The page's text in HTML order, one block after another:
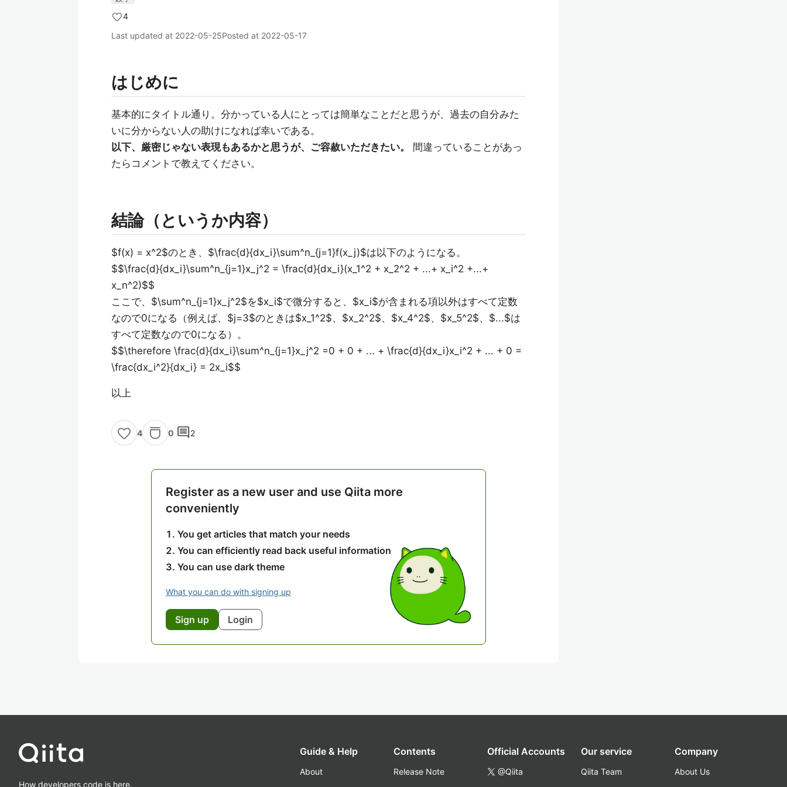
4
Last updated at 2022-05-25Posted at 2022-05-17
はじめに
基本的にタイトル通り。分かっている人にとっては簡単なことだと思うが、過去の自分みた
いに分からない人の助けになれば幸いである。
以下、厳密じゃない表現もあるかと思うが、ご容赦いただきたい。
間違っていることがあっ
たらコメントで教えてください。
結論（というか内容）
$f(x) = x^2$のとき、$\frac{d}{dx_i}\sum^n_{j=1}f(x_j)$は以下のようになる。
$$\frac{d}{dx_i}\sum^n_{j=1}x_j^2 = \frac{d}{dx_i}(x_1^2 + x_2^2 + ...+ x_i^2 +...+
x_n^2)$$
ここで、$\sum^n_{j=1}x_j^2$を$x_i$で微分すると、$x_i$が含まれる項以外はすべて定数
なので0になる（例えば、$j=3$のときは$x_1^2$、$x_2^2$、$x_4^2$、$x_5^2$、$...$は
すべて定数なので0になる）。
$$\therefore \frac{d}{dx_i}\sum^n_{j=1}x_j^2 =0 + 0 + ... + \frac{d}{dx_i}x_i^2 + ... + 0 =
\frac{dx_i^2}{dx_i} = 2x_i$$
以上
4 0 comment2
Register as a new user and use Qiita more
conveniently
You get articles that match your needs
You can efficiently read back useful information
You can use dark theme
What you can do with signing up
Sign up Login
How developers code is here.
Guide & Help
About
Contents
Release Note
Official Accounts
@Qiita
Our service
Qiita Team
Company
About Us